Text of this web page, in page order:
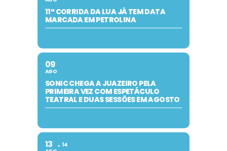
11ª CORRIDA DA LUA JÁ TEM DATA
MARCADA EM PETROLINA
09
AGO
SONIC CHEGA A JUAZEIRO PELA
PRIMEIRA VEZ COM ESPETÁCULO
TEATRAL E DUAS SESSÕES EM AGOSTO
13 14